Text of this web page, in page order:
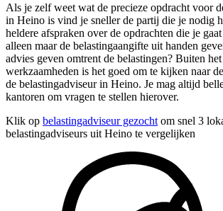
Als je zelf weet wat de precieze opdracht voor
in Heino is vind je sneller de partij die je nodig
heldere afspraken over de opdrachten die je
alleen maar de belastingaangifte uit handen
advies geven omtrent de belastingen? Buiten
werkzaamheden is het goed om te kijken naar
de belastingadviseur in Heino. Je mag altijd
kantoren om vragen te stellen hierover.
Klik op belastingadviseur gezocht om snel 3
belastingadviseurs uit Heino te vergelijken